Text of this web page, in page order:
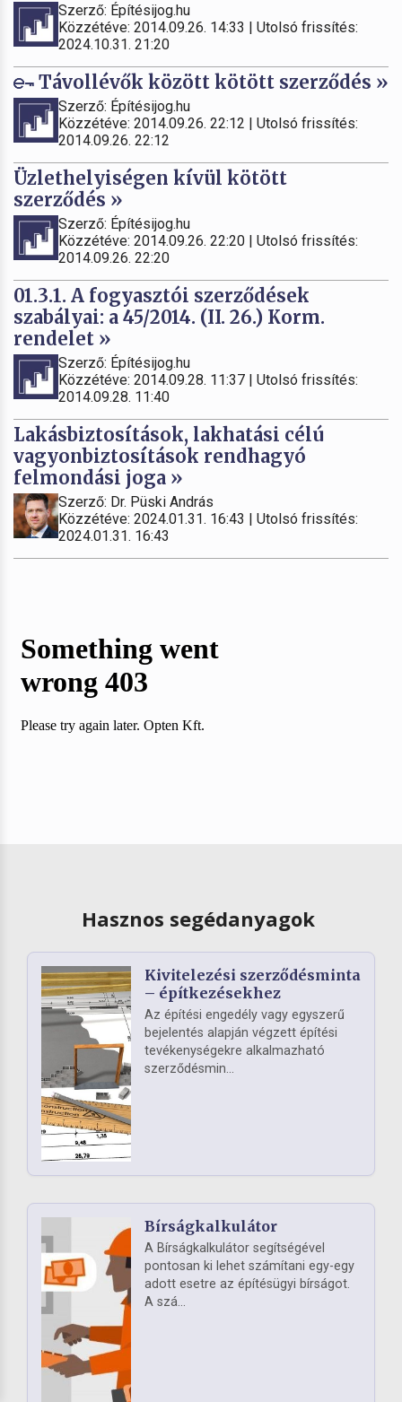
Szerző: Építésijog.hu
Közzétéve: 2014.09.26. 14:33 | Utolsó frissítés:
2024.10.31. 21:20
Távollévők között kötött szerződés »
Szerző: Építésijog.hu
Közzétéve: 2014.09.26. 22:12 | Utolsó frissítés:
2014.09.26. 22:12
Üzlethelyiségen kívül kötött
szerződés »
Szerző: Építésijog.hu
Közzétéve: 2014.09.26. 22:20 | Utolsó frissítés:
2014.09.26. 22:20
01.3.1. A fogyasztói szerződések
szabályai: a 45/2014. (II. 26.) Korm.
rendelet »
Szerző: Építésijog.hu
Közzétéve: 2014.09.28. 11:37 | Utolsó frissítés:
2014.09.28. 11:40
Lakásbiztosítások, lakhatási célú
vagyonbiztosítások rendhagyó
felmondási joga »
Szerző: Dr. Püski András
Közzétéve: 2024.01.31. 16:43 | Utolsó frissítés:
2024.01.31. 16:43
Hasznos segédanyagok
Kivitelezési szerződésminta
– építkezésekhez
Az építési engedély vagy egyszerű
bejelentés alapján végzett építési
tevékenységekre alkalmazható
szerződésmin...
Bírságkalkulátor
A Bírságkalkulátor segítségével
pontosan ki lehet számítani egy-egy
adott esetre az építésügyi bírságot.
A szá...